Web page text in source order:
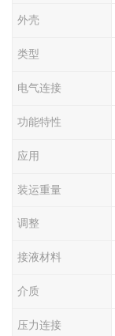
外壳
类型
电气连接
功能特性
应用
装运重量
调整
接液材料
介质
压力连接